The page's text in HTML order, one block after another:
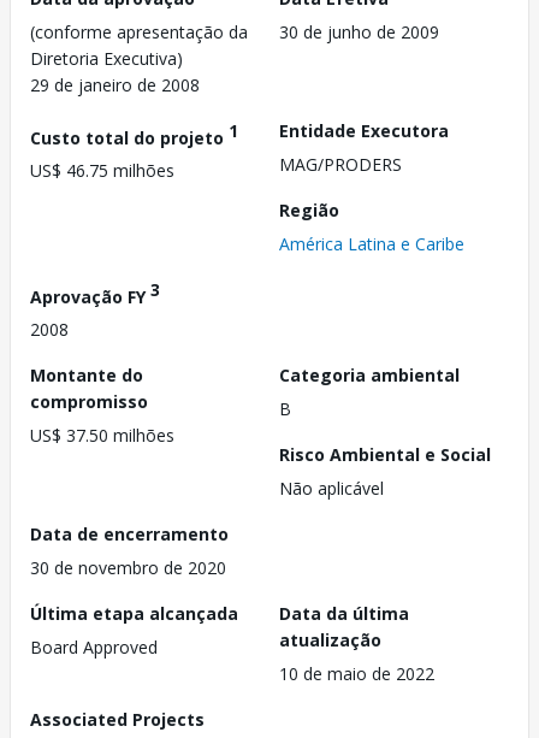
(conforme apresentação da
Diretoria Executiva)
29 de janeiro de 2008
30 de junho de 2009
Custo total do projeto 1
US$ 46.75 milhões
Entidade Executora
MAG/PRODERS
Região
América Latina e Caribe
Aprovação FY3
2008
Montante do
compromisso
US$ 37.50 milhões
Categoria ambiental
B
Risco Ambiental e Social
Não aplicável
Data de encerramento
30 de novembro de 2020
Última etapa alcançada
Board Approved
Data da última
atualização
10 de maio de 2022
Associated Projects